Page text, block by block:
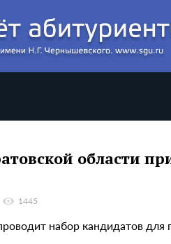
области
1445
набор кандидатов